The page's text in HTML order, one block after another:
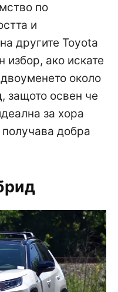
по
и
другите Toyota
избор, ако искате
около
защото освен че
за хора
добра